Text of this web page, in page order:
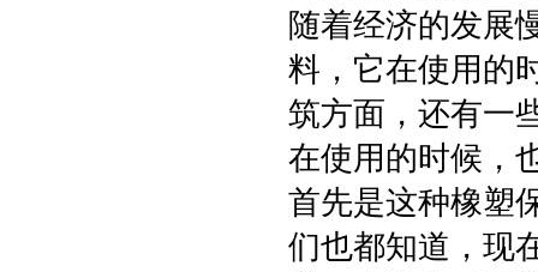
随着经济的发展
料，它在使用的
筑方面，还有一
在使用的时候，
首先是这种橡塑
们也都知道，现